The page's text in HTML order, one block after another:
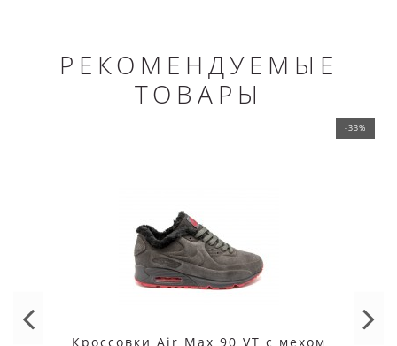
РЕКОМЕНДУЕМЫЕ
ТОВАРЫ
-33%
Кроссовки Air Max 90 VT с мехом